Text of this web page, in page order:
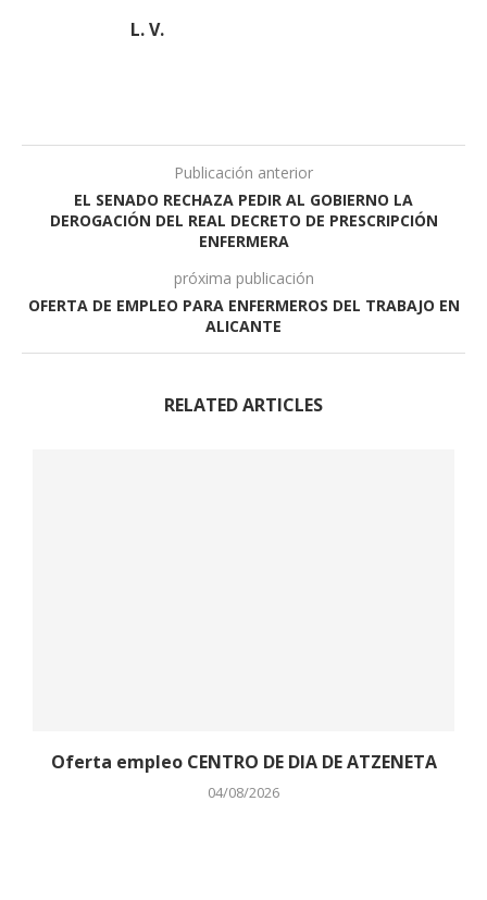
L. V.
Publicación anterior
EL SENADO RECHAZA PEDIR AL GOBIERNO LA
DEROGACIÓN DEL REAL DECRETO DE PRESCRIPCIÓN
ENFERMERA
próxima publicación
OFERTA DE EMPLEO PARA ENFERMEROS DEL TRABAJO EN
ALICANTE
RELATED ARTICLES
Oferta empleo CENTRO DE DIA DE ATZENETA
04/08/2026